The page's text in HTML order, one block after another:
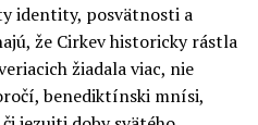
identity, posvätnosti a
že Cirkev historicky rástla
žiadala viac, nie
benediktínski mnísi,